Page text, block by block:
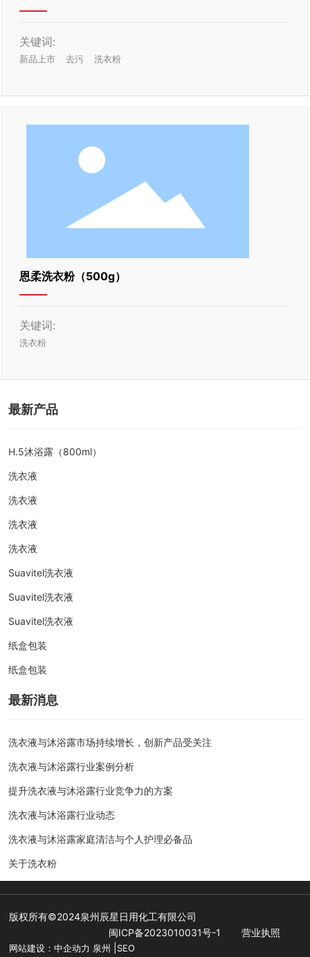
关键词:
新品上市 去污 洗衣粉
恩柔洗衣粉（500g）
关键词:
洗衣粉
最新产品
H.5沐浴露（800ml）
洗衣液
洗衣液
洗衣液
洗衣液
Suavitel洗衣液
Suavitel洗衣液
Suavitel洗衣液
纸盒包装
纸盒包装
最新消息
洗衣液与沐浴露市场持续增长，创新产品受关注
洗衣液与沐浴露行业案例分析
提升洗衣液与沐浴露行业竞争力的方案
洗衣液与沐浴露行业动态
洗衣液与沐浴露家庭清洁与个人护理必备品
关于洗衣粉
版权所有©2024泉州辰星日用化工有限公司
闽ICP备2023010031号-1
营业执照
网站建设：中企动力 泉州 SEO